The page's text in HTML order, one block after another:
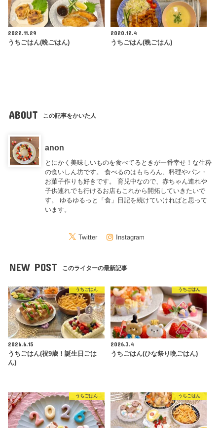
2022.11.29
うちごはん(晩ごはん)
2020.12.4
うちごはん(晩ごはん)
ABOUT この記事をかいた人
anon
とにかく美味しいものを食べてるときが一番幸せ！な生粋
の食いしん坊です。 食べるのはもちろん、料理やパン・
お菓子作りも好きです。 育児中なので、赤ちゃん連れや
子供連れでも行けるお店もこれから開拓していきたいで
す。 ゆるゆるっと「食」日記を続けていければと思って
います。
Twitter Instagram
NEW POST このライターの最新記事
うちごはん
2026.6.15
うちごはん(祝9歳！誕生日ごは
ん)
うちごはん
2026.3.4
うちごはん(ひな祭り晩ごはん)
うちごはん うちごはん